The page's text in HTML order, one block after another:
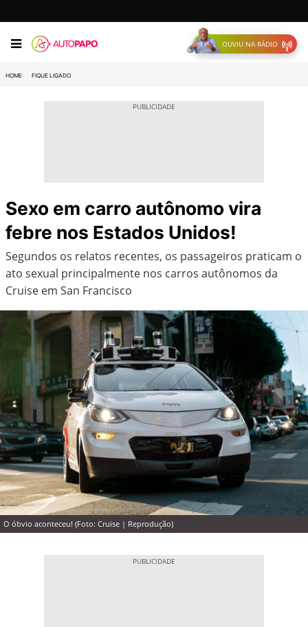
OUVIU NA RÁDIO
HOME FIQUE LIGADO
Sexo em carro autônomo vira
febre nos Estados Unidos!
Segundos os relatos recentes, os passageiros praticam o
ato sexual principalmente nos carros autônomos da
Cruise em San Francisco
O óbvio aconteceu! (Foto: Cruise | Reprodução)